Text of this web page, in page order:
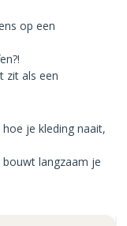
op een
zit als een
hoe je kleding naait,
langzaam je